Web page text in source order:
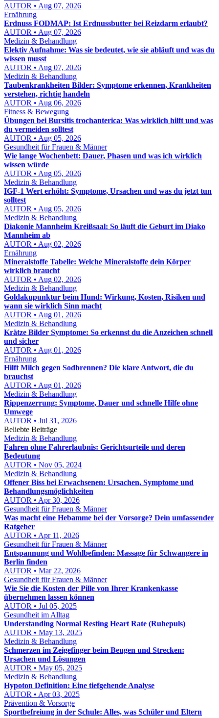
AUTOR • Aug 07, 2026
Ernährung
Erdnuss FODMAP: Ist Erdnussbutter bei Reizdarm erlaubt?
AUTOR • Aug 07, 2026
Medizin & Behandlung
Elektiv Aufnahme: Was sie bedeutet, wie sie abläuft und was du
wissen musst
AUTOR • Aug 07, 2026
Medizin & Behandlung
Taubenkrankheiten Bilder: Symptome erkennen, Krankheiten
verstehen, richtig handeln
AUTOR • Aug 06, 2026
Fitness & Bewegung
Übungen bei Bursitis trochanterica: Was wirklich hilft und was
du vermeiden solltest
AUTOR • Aug 05, 2026
Gesundheit für Frauen & Männer
Wie lange Wochenbett: Dauer, Phasen und was ich wirklich
wissen würde
AUTOR • Aug 05, 2026
Medizin & Behandlung
IGF-1 Wert erhöht: Symptome, Ursachen und was du jetzt tun
solltest
AUTOR • Aug 05, 2026
Medizin & Behandlung
Diakonie Mannheim Kreißsaal: So läuft die Geburt im Diako
Mannheim ab
AUTOR • Aug 02, 2026
Ernährung
Mineralstoffe Tabelle: Welche Mineralstoffe dein Körper
wirklich braucht
AUTOR • Aug 02, 2026
Medizin & Behandlung
Goldakupunktur beim Hund: Wirkung, Kosten, Risiken und
wann sie wirklich Sinn macht
AUTOR • Aug 01, 2026
Medizin & Behandlung
Krätze Bilder Symptome: So erkennst du die Anzeichen schnell
und sicher
AUTOR • Aug 01, 2026
Ernährung
Hilft Milch gegen Sodbrennen? Die klare Antwort, die du
brauchst
AUTOR • Aug 01, 2026
Medizin & Behandlung
Rippenzerrung: Symptome, Dauer und schnelle Hilfe ohne
Umwege
AUTOR • Jul 31, 2026
Beliebte Beiträge
Medizin & Behandlung
Fahren ohne Fahrerlaubnis: Gerichtsurteile und deren
Bedeutung
AUTOR • Nov 05, 2024
Medizin & Behandlung
Offener Biss bei Erwachsenen: Ursachen, Symptome und
Behandlungsmöglichkeiten
AUTOR • Apr 30, 2026
Gesundheit für Frauen & Männer
Was macht eine Hebamme bei der Vorsorge? Dein umfassender
Ratgeber
AUTOR • Apr 11, 2026
Gesundheit für Frauen & Männer
Entspannung und Wohlbefinden: Massage für Schwangere in
Berlin finden
AUTOR • Mar 22, 2026
Gesundheit für Frauen & Männer
Wie Sie die Kosten der Pille von Ihrer Krankenkasse
übernehmen lassen können
AUTOR • Jul 05, 2025
Gesundheit im Alltag
Understanding Normal Resting Heart Rate (Ruhepuls)
AUTOR • May 13, 2025
Medizin & Behandlung
Schmerzen im Zeigefinger beim Beugen und Strecken:
Ursachen und Lösungen
AUTOR • May 05, 2025
Medizin & Behandlung
Hypoton Definition: Eine tiefgehende Analyse
AUTOR • Apr 03, 2025
Prävention & Vorsorge
Sportbefreiung in der Schule: Alles, was Schüler und Eltern